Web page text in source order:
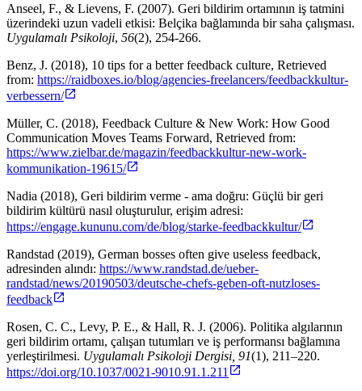
Anseel, F., & Lievens, F. (2007). Geri bildirim ortamının iş tatmini
üzerindeki uzun vadeli etkisi: Belçika bağlamında bir saha çalışması.
Uygulamalı Psikoloji, 56(2), 254-266.
Benz, J. (2018), 10 tips for a better feedback culture, Retrieved
from: https://raidboxes.io/blog/agencies-freelancers/feedbackkultur-
verbessern/
Müller, C. (2018), Feedback Culture & New Work: How Good
Communication Moves Teams Forward, Retrieved from:
https://www.zielbar.de/magazin/feedbackkultur-new-work-
kommunikation-19615/
Nadia (2018), Geri bildirim verme - ama doğru: Güçlü bir geri
bildirim kültürü nasıl oluşturulur, erişim adresi:
https://engage.kununu.com/de/blog/starke-feedbackkultur/
Randstad (2019), German bosses often give useless feedback,
adresinden alındı: https://www.randstad.de/ueber-
randstad/news/20190503/deutsche-chefs-geben-oft-nutzloses-
feedback
Rosen, C. C., Levy, P. E., & Hall, R. J. (2006). Politika algılarının
geri bildirim ortamı, çalışan tutumları ve iş performansı bağlamına
yerleştirilmesi. Uygulamalı Psikoloji Dergisi, 91(1), 211–220.
https://doi.org/10.1037/0021-9010.91.1.211